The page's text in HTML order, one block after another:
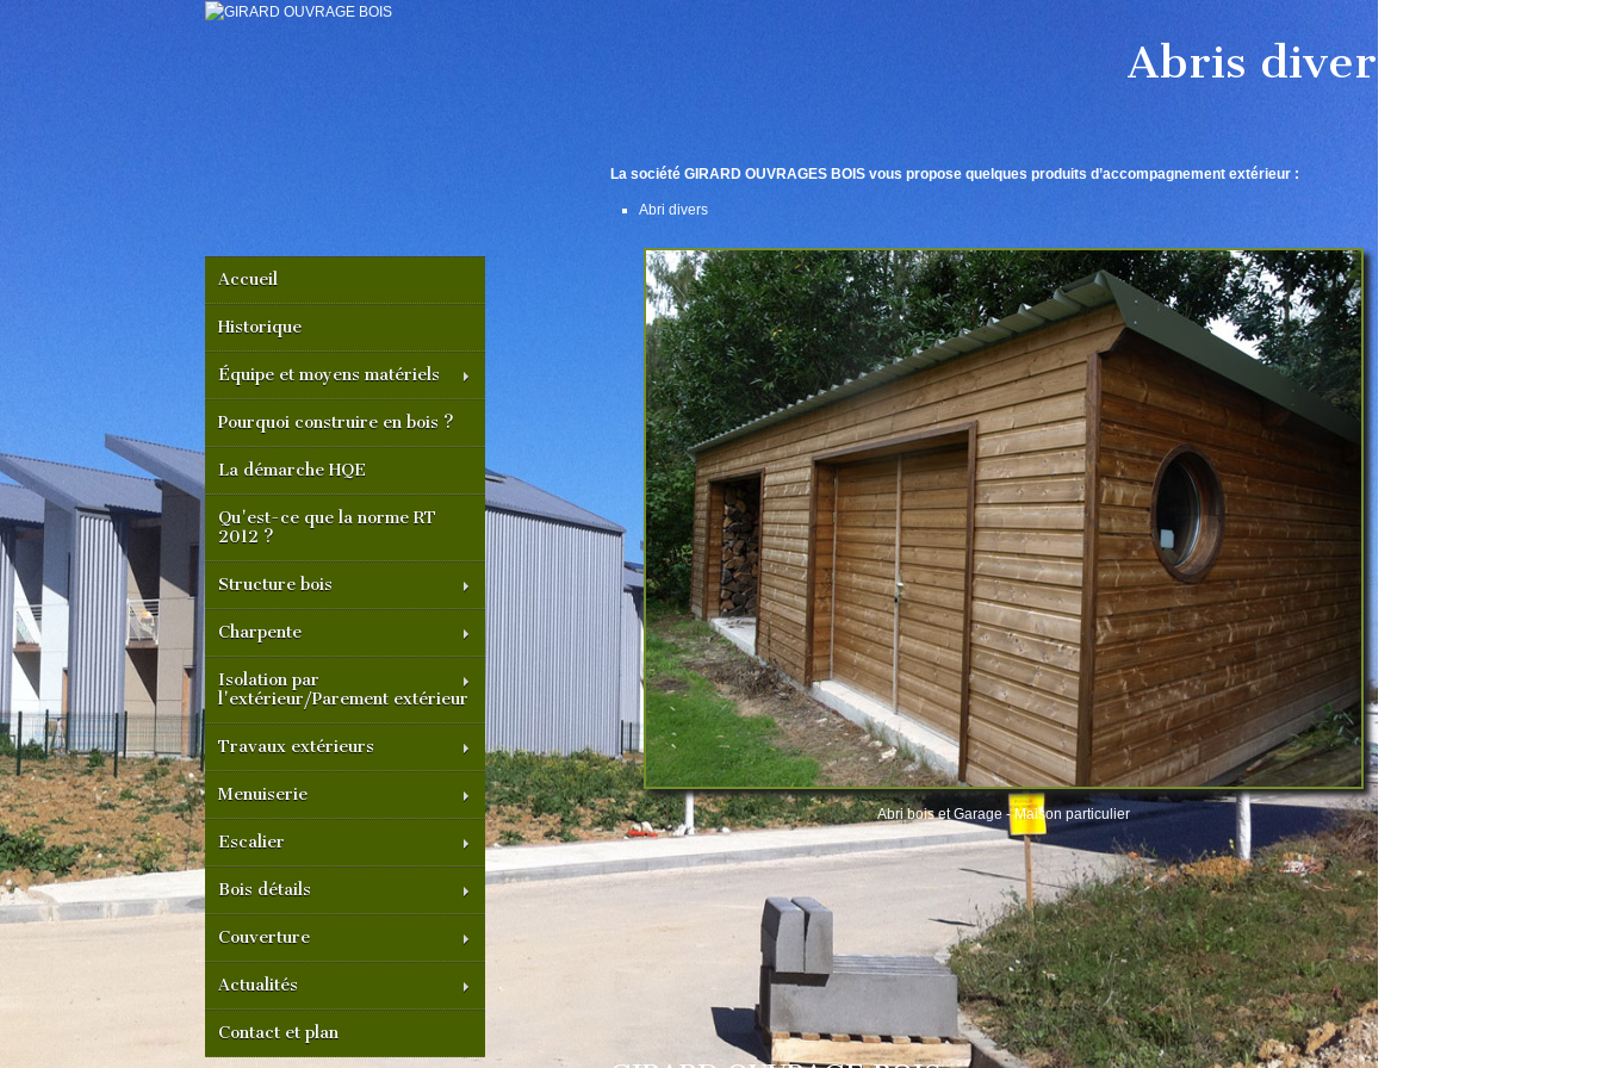
Accueil
Historique
Équipe et moyens matériels
Pourquoi construire en bois ?
La démarche HQE
Qu'est-ce que la norme RT
2012 ?
Structure bois
Charpente
Isolation par
l'extérieur/Parement extérieur
Travaux extérieurs
Menuiserie
Escalier
Bois détails
Couverture
Actualités
Contact et plan
La société GIRARD OUVRAGES BOIS vous propose quelques produits d’accompagnement extérieur :
Abri divers
Abri bois et Garage - Maison particulier
Abris divers